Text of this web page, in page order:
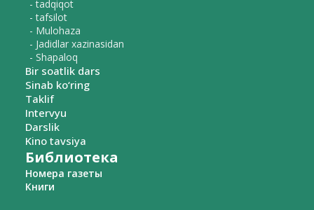
- tadqiqot
- tafsilot
- Mulohaza
- Jadidlar xazinasidan
- Shapaloq
Bir soatlik dars
Sinab ko‘ring
Taklif
Intervyu
Darslik
Kino tavsiya
Библиотека
Номера газеты
Книги